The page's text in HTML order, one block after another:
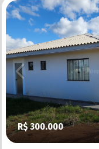
R$ 300.000